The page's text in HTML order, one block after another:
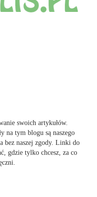
swoich artykułów.
na tym blogu są naszego
bez naszej zgody. Linki do
gdzie tylko chcesz, za co